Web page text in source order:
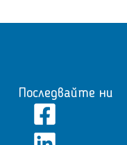
Последвайте ни